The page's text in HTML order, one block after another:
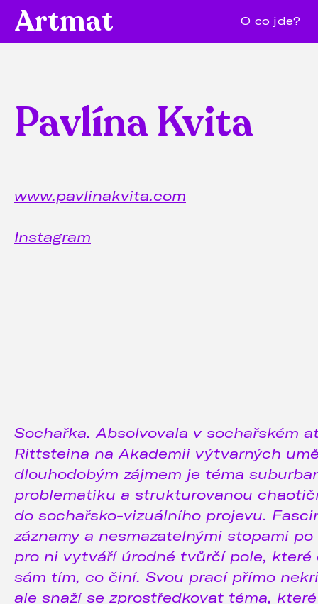
Artmat O co jde?
Pavlína Kvita
www.pavlinakvita.com
Instagram
Sochařka. Absolvovala v sochařském
Rittsteina na Akademii výtvarných
dlouhodobým zájmem je téma
problematiku a strukturovanou
do sochařsko-vizuálního projevu.
záznamy a nesmazatelnými stopami
pro ni vytváří úrodné tvůrčí pole, které
sám tím, co činí. Svou prací přímo
ale snaží se zprostředkovat téma,